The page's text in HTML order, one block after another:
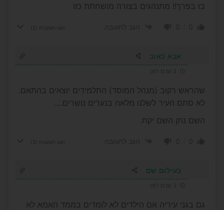
בו בפרך!! מתנהגים בצורה מושחתת כזו
הצג תשובות
אבא כאוב
שהראש רקוב (מנהל המוסד) התלמידים יוצאים בהתאם.
לא סתם העיר לשלנו מלאה בנערים נושרים….
השם נתן השם יקח.
הצג תשובות
בעילום שם
גם בגני עיריה אם הילדים לא לומדים בממד האמא לא